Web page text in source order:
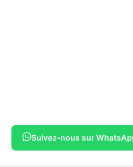
Suivez-nous sur